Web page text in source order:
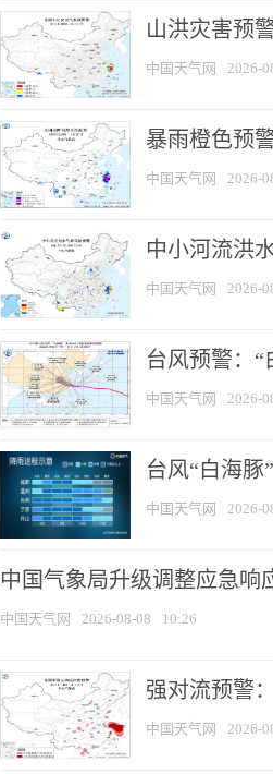
山洪灾害预
中国天气网 2026-
暴雨橙色预
中国天气网 2026-
中小河流洪
中国天气网 2026-
台风预警：“
中国天气网 2026-
台风“白海豚
中国天气网 2026-
中国气象局升级调整应急响
中国天气网 2026-08-08 10:26
强对流预警
中国天气网 2026-